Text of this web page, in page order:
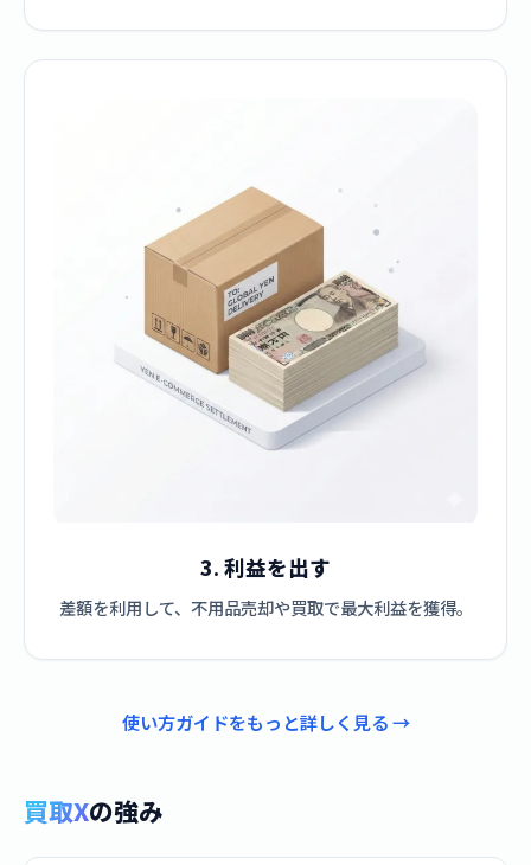
3. 利益を出す
差額を利用して、不用品売却や買取で最大利益を獲得。
使い方ガイドをもっと詳しく見る →
買取Xの強み